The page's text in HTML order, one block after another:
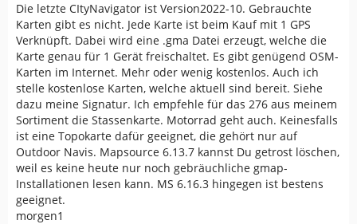
Die letzte CItyNavigator ist Version2022-10. Gebrauchte
Karten gibt es nicht. Jede Karte ist beim Kauf mit 1 GPS
Verknüpft. Dabei wird eine .gma Datei erzeugt, welche die
Karte genau für 1 Gerät freischaltet. Es gibt genügend OSM-
Karten im Internet. Mehr oder wenig kostenlos. Auch ich
stelle kostenlose Karten, welche aktuell sind bereit. Siehe
dazu meine Signatur. Ich empfehle für das 276 aus meinem
Sortiment die Stassenkarte. Motorrad geht auch. Keinesfalls
ist eine Topokarte dafür geeignet, die gehört nur auf
Outdoor Navis. Mapsource 6.13.7 kannst Du getrost löschen,
weil es keine heute nur noch gebräuchliche gmap-
Installationen lesen kann. MS 6.16.3 hingegen ist bestens
geeignet.
morgen1